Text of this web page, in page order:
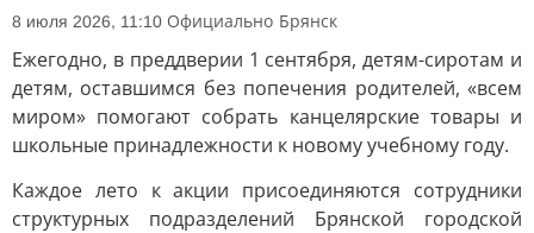
8 июля 2026, 11:10 Официально Брянск
Ежегодно, в преддверии 1 сентября, детям-сиротам и
детям, оставшимся без попечения родителей, «всем
миром» помогают собрать канцелярские товары и
школьные принадлежности к новому учебному году.
Каждое лето к акции присоединяются сотрудники
структурных подразделений Брянской городской